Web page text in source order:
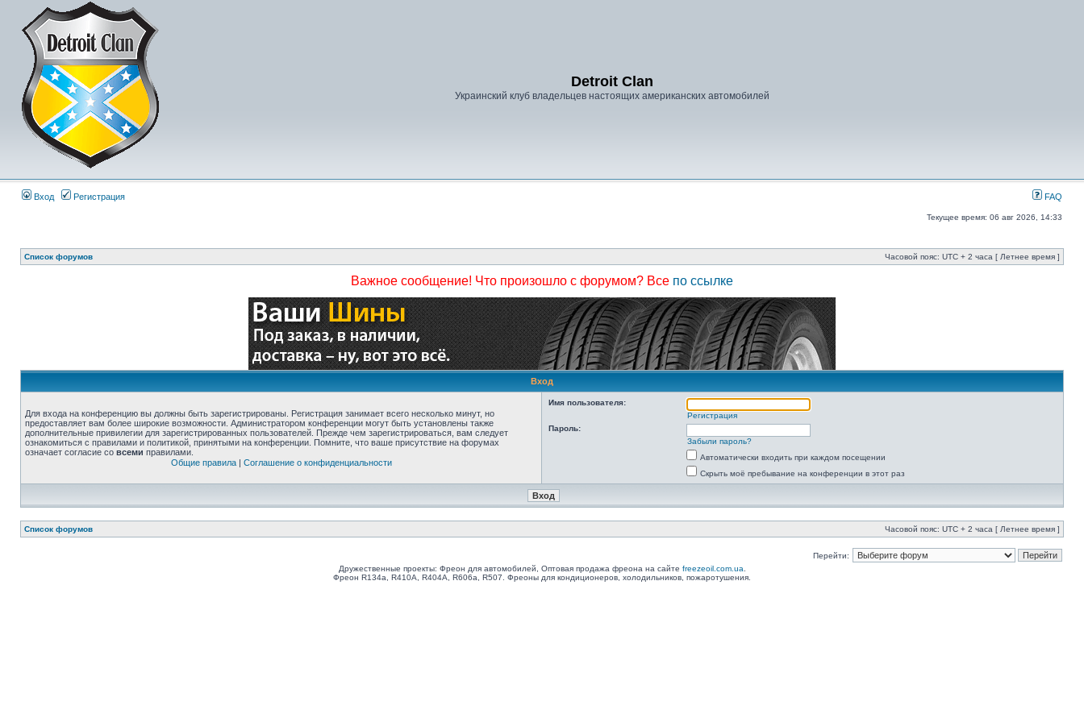
Detroit Clan
Украинский клуб владельцев настоящих американских автомобилей
Вход Регистрация FAQ
Текущее время: 06 авг 2026, 14:33
Список форумов Часовой пояс: UTC + 2 часа [ Летнее время ]
Важное сообщение! Что произошло с форумом? Все по ссылке
Вход
Для входа на конференцию вы должны быть зарегистрированы. Регистрация занимает всего несколько минут, но
предоставляет вам более широкие возможности. Администратором конференции могут быть установлены также
дополнительные привилегии для зарегистрированных пользователей. Прежде чем зарегистрироваться, вам следует
ознакомиться с правилами и политикой, принятыми на конференции. Помните, что ваше присутствие на форумах
означает согласие со всеми правилами.
Общие правила| Соглашение о конфиденциальности
Имя пользователя:
Регистрация
Пароль:
Забыли пароль?
Автоматически входить при каждом посещении
Скрыть моё пребывание на конференции в этот раз
Список форумов Часовой пояс: UTC + 2 часа [ Летнее время ]
Перейти:
Дружественные проекты: Фреон для автомобилей, Оптовая продажа фреона на сайте freezeoil.com.ua
Фреон R134a, R410A, R404A, R606a, R507. Фреоны для кондиционеров, холодильников, пожаротушения.